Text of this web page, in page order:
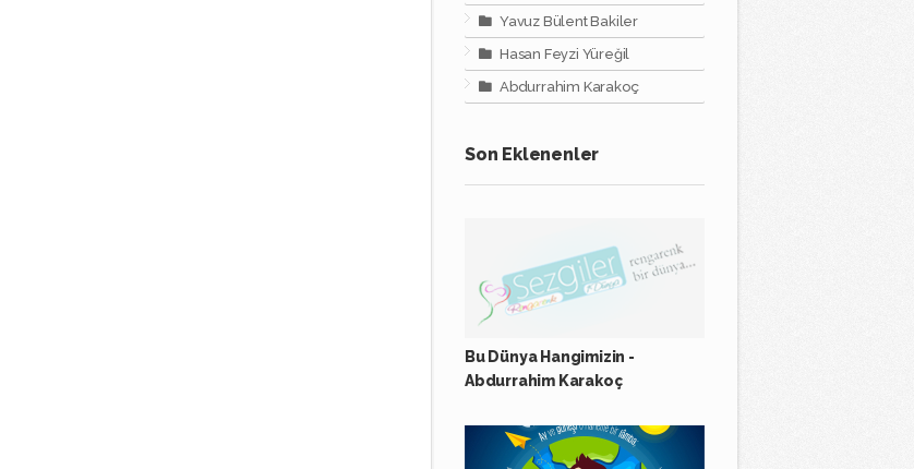
Yavuz Bülent Bakiler
Hasan Feyzi Yüreğil
Abdurrahim Karakoç
Son Eklenenler
Bu Dünya Hangimizin -
Abdurrahim Karakoç